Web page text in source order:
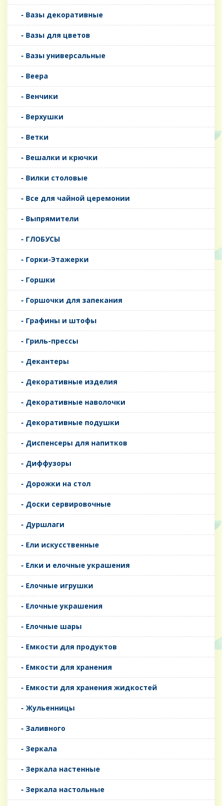
- Вазы декоративные
- Вазы для цветов
- Вазы универсальные
- Веера
- Венчики
- Верхушки
- Ветки
- Вешалки и крючки
- Вилки столовые
- Все для чайной церемонии
- Выпрямители
- ГЛОБУСЫ
- Горки-Этажерки
- Горшки
- Горшочки для запекания
- Графины и штофы
- Гриль-прессы
- Декантеры
- Декоративные изделия
- Декоративные наволочки
- Декоративные подушки
- Диспенсеры для напитков
- Диффузоры
- Дорожки на стол
- Доски сервировочные
- Дуршлаги
- Ели искусственные
- Елки и елочные украшения
- Елочные игрушки
- Елочные украшения
- Елочные шары
- Емкости для продуктов
- Емкости для хранения
- Емкости для хранения жидкостей
- Жульенницы
- Заливного
- Зеркала
- Зеркала настенные
- Зеркала настольные